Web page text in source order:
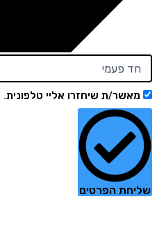
מאשר/ת שיחזרו אליי טלפונית.
הפרטים